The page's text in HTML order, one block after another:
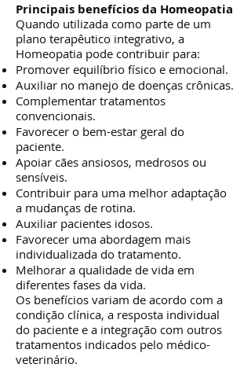
Principais benefícios da Homeopatia
Quando utilizada como parte de um
plano terapêutico integrativo, a
Homeopatia pode contribuir para:
Promover equilíbrio físico e emocional.
Auxiliar no manejo de doenças crônicas.
Complementar tratamentos
convencionais.
Favorecer o bem-estar geral do
paciente.
Apoiar cães ansiosos, medrosos ou
sensíveis.
Contribuir para uma melhor adaptação
a mudanças de rotina.
Auxiliar pacientes idosos.
Favorecer uma abordagem mais
individualizada do tratamento.
Melhorar a qualidade de vida em
diferentes fases da vida.
Os benefícios variam de acordo com a
condição clínica, a resposta individual
do paciente e a integração com outros
tratamentos indicados pelo médico-
veterinário.